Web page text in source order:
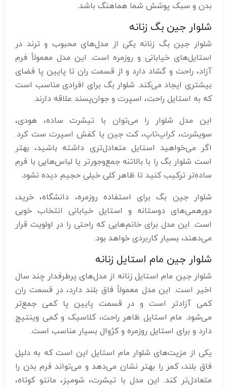
بدن و سبک پوشش شما هماهنگ باشد.
شلوار جین بگ زنانه
شلوار جین بگ زنانه یکی از مدل‌های محبوب و ترند در
استایل‌های خیابانی و روزمره است. این مدل معمولاً فرم
آزاد، راحت و گشاد دارد و از قسمت ران تا پایین پا فضای
بیشتری ایجاد می‌کند. شلوار بگ برای افرادی مناسب است
که به استایل راحت، اسپرت و جوان‌پسند علاقه دارند.
این مدل شلوار را می‌توان با تیشرت ساده، هودی،
سویشرت، کراپ‌تاپ، کت جین یا کفش اسپرت ست کرد.
اگر می‌خواهید استایل متعادل‌تری داشته باشید، بهتر
است شلوار بگ را با بالاتنه جمع‌وجورتر یا لباس‌هایی با فرم
ساده‌تر ترکیب کنید تا ظاهر کلی خیلی حجیم دیده نشود.
شلوار جین بگ برای استفاده روزمره، دانشگاه، خرید،
دورهمی‌های دوستانه و استایل خیابانی انتخاب خوبی
است. این مدل برای خانم‌هایی که راحتی را در اولویت قرار
می‌دهند، بسیار کاربردی خواهد بود.
شلوار جین مام استایل زنانه
شلوار جین مام استایل زنانه از مدل‌های پرطرفدار چند سال
اخیر است. این مدل معمولاً فاق بلند دارد، در قسمت ران
کمی آزادتر است و در قسمت پایین پا کمی جمع‌تر
می‌شود. مام استایل ظاهر راحت، کلاسیک و کمی وینتیج
دارد و برای استایل روزمره و کژوال بسیار مناسب است.
یکی از مزیت‌های شلوار مام استایل این است که به دلیل
فاق بلند، کمر را بهتر نشان می‌دهد و می‌تواند فرم بدن را
متعادل‌تر کند. این مدل با تیشرت، شومیز، مانتو کوتاه،